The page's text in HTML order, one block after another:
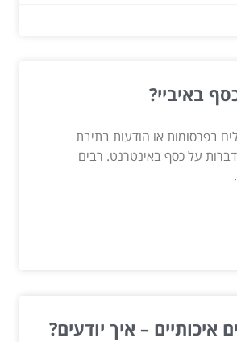
באיביי?
בפרסומות או הודעות בתיבת
על כסף באינטרנט. רבים
איכותיים – איך יודעים?